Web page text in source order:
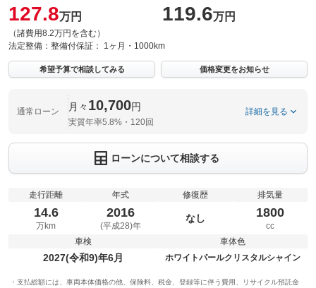
127.8万円
（諸費用8.2万円を含む）
119.6万円
法定整備： 整備付保証： 1ヶ月・1000km
希望予算で相談してみる 価格変更をお知らせ
通常ローン 月々 10,700円
実質年率5.8%・120回
詳細を見る
ローンについて相談する
走行距離
14.6
万km
年式
2016
(平成28)年
修復歴
なし
排気量
1800
cc
車検
2027(令和9)年6月
車体色
ホワイトパールクリスタルシャイン
支払総額には、車両本体価格の他、保険料、税金、登録等に伴う費用、リサイクル預託金